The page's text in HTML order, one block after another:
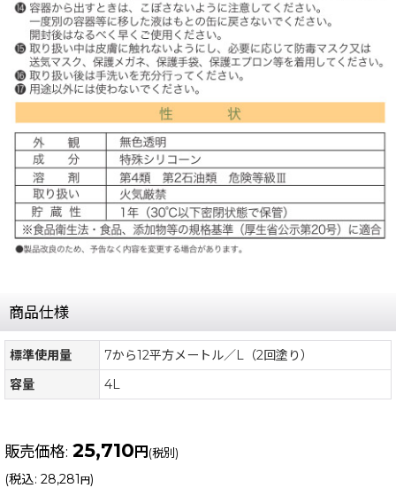
商品仕様
標準使用量
7から12平方メートル／L（2回塗り）
容量
4L
販売価格: 25,710円(税別)
(税込: 28,281円)